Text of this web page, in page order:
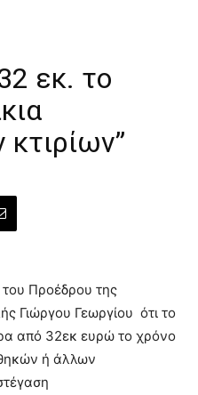
εκ. το
Προέδρου της
Γιώργου Γεωργίου ότι το
από 32εκ ευρώ το χρόνο
ή άλλων